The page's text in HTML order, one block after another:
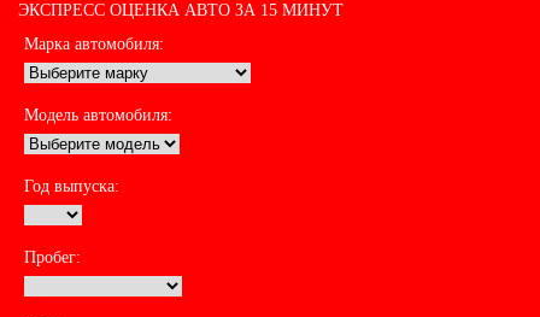
ЭКСПРЕСС ОЦЕНКА АВТО ЗА 15 МИНУТ
Марка автомобиля:
Модель автомобиля:
Год выпуска:
Пробег: